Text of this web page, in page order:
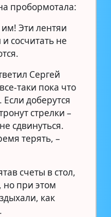
пробормотала:
Эти лентяи
сосчитать не
Сергей
таки пока что
доберутся
стрелки –
сдвинуться.
терять, –
счеты в стол,
но при этом
как